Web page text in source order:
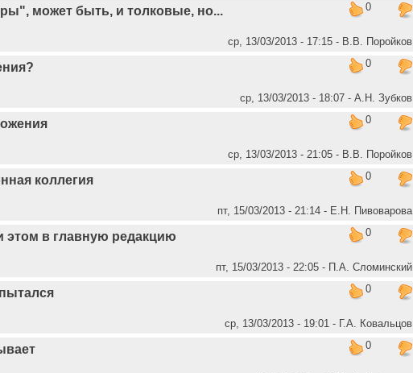
0
может быть, и толковые, но...
ср, 13/03/2013 - 17:15 - В.В. Поройков
0
ср, 13/03/2013 - 18:07 - А.Н. Зубков
0
ср, 13/03/2013 - 21:05 - В.В. Поройков
0
коллегия
пт, 15/03/2013 - 21:14 - Е.Н. Пивоварова
0
этом в главную редакцию
пт, 15/03/2013 - 22:05 - П.А. Сломинский
0
ср, 13/03/2013 - 19:01 - Г.А. Ковальцов
0